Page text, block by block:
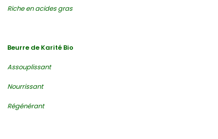
Riche en acides gras
Beurre de Karité Bio
Assouplissant
Nourrissant
Régénérant